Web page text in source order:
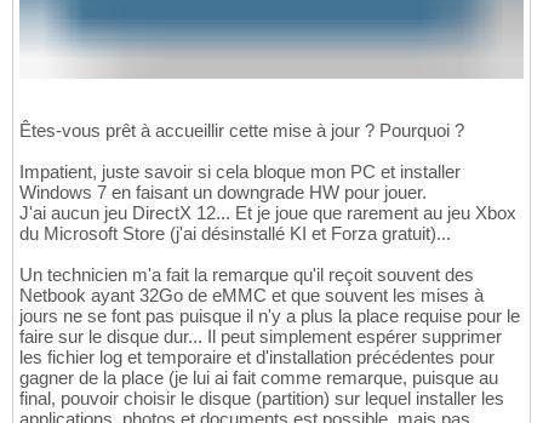
Êtes-vous prêt à accueillir cette mise à jour ? Pourquoi ?
Impatient, juste savoir si cela bloque mon PC et installer
Windows 7 en faisant un downgrade HW pour jouer.
J'ai aucun jeu DirectX 12... Et je joue que rarement au jeu Xbox
du Microsoft Store (j'ai désinstallé KI et Forza gratuit)...
Un technicien m'a fait la remarque qu'il reçoit souvent des
Netbook ayant 32Go de eMMC et que souvent les mises à
jours ne se font pas puisque il n'y a plus la place requise pour le
faire sur le disque dur... Il peut simplement espérer supprimer
les fichier log et temporaire et d'installation précédentes pour
gagner de la place (je lui ai fait comme remarque, puisque au
final, pouvoir choisir le disque (partition) sur lequel installer les